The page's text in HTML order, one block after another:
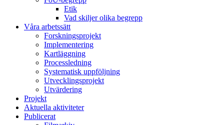
Etik
Vad skiljer olika begrepp
Våra arbetssätt
Forskningsprojekt
Implementering
Kartläggning
Processledning
Systematisk uppföljning
Utvecklingsprojekt
Utvärdering
Projekt
Aktuella aktiviteter
Publicerat